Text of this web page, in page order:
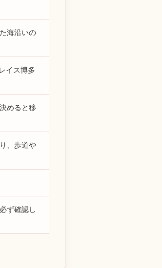
海沿いの
イス博多
めると移
、歩道や
ず確認し